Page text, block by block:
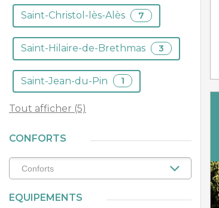
Saint-Christol-lès-Alès 7
Saint-Hilaire-de-Brethmas 3
Saint-Jean-du-Pin 1
Tout afficher (5)
CONFORTS
EQUIPEMENTS